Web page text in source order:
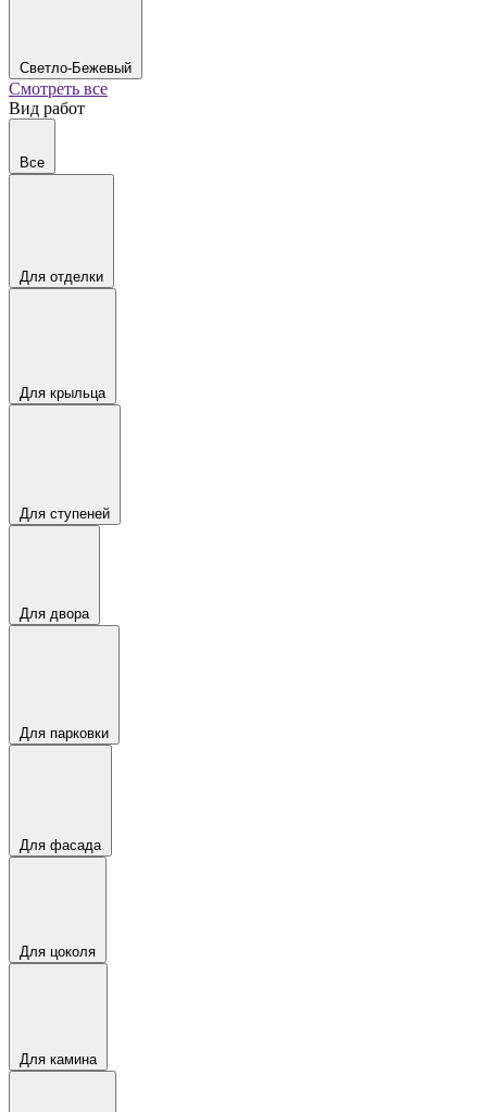
Светло-Бежевый
Смотреть все
Вид работ
Все
Для отделки
Для крыльца
Для ступеней
Для двора
Для парковки
Для фасада
Для цоколя
Для камина